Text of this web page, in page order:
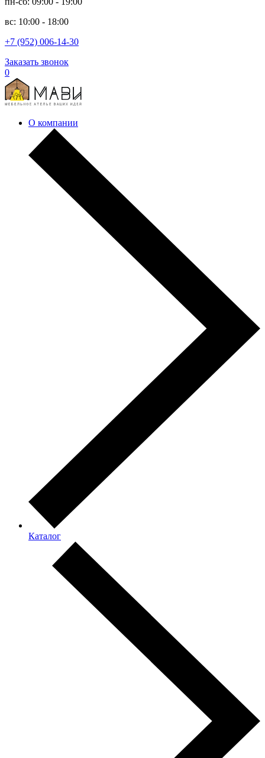
вс: 10:00 - 18:00
+7 (952) 006-14-30
Заказать звонок
0
О компании
Каталог